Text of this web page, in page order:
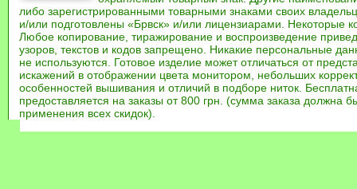
либо зарегистрированными товарными знаками своих
и/или подготовлены «Брвск» и/или лицензиарами. Некоторые
Любое копирование, тиражирование и воспроизведение
узоров, текстов и кодов запрещено. Никакие персональные
не используются. Готовое изделие может отличаться от
искажений в отображении цвета монитором, небольших
особенностей вышивания и отличий в подборе ниток.
предоставляется на заказы от 800 грн. (сумма заказа должна
применения всех скидок).